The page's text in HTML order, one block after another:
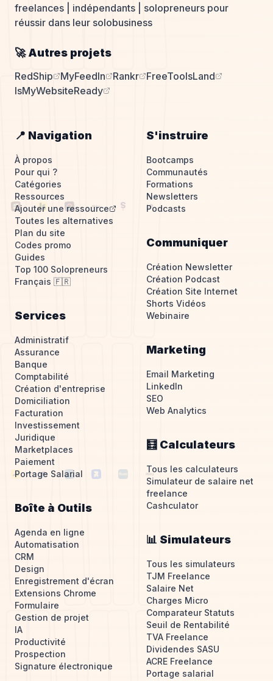
freelances | indépendants | solopreneurs pour
réussir dans leur solobusiness
🚀 Autres projets
RedShip MyFeedIn Rankr
FreeToolsLand
IsMyWebsiteReady
📍 Navigation
À propos
Pour qui ?
Catégories
Ressources
Ajouter une ressource
Toutes les alternatives
Plan du site
Codes promo
Guides
Top 100 Solopreneurs
Français 🇫🇷
Services
Administratif
Assurance
Banque
Comptabilité
Création d'entreprise
Domiciliation
Facturation
Investissement
Juridique
Marketplaces
Paiement
Portage Salarial
Boîte à Outils
Agenda en ligne
Automatisation
CRM
Design
Enregistrement d'écran
Extensions Chrome
Formulaire
Gestion de projet
IA
Productivité
Prospection
Signature électronique
S'instruire
Bootcamps
Communautés
Formations
Newsletters
Podcasts
Communiquer
Création Newsletter
Création Podcast
Création Site Internet
Shorts Vidéos
Webinaire
Marketing
Email Marketing
LinkedIn
SEO
Web Analytics
🧮 Calculateurs
Tous les calculateurs
Simulateur de salaire net
freelance
Cashculator
📊 Simulateurs
Tous les simulateurs
TJM Freelance
Salaire Net
Charges Micro
Comparateur Statuts
Seuil de Rentabilité
TVA Freelance
Dividendes SASU
ACRE Freelance
Portage salarial